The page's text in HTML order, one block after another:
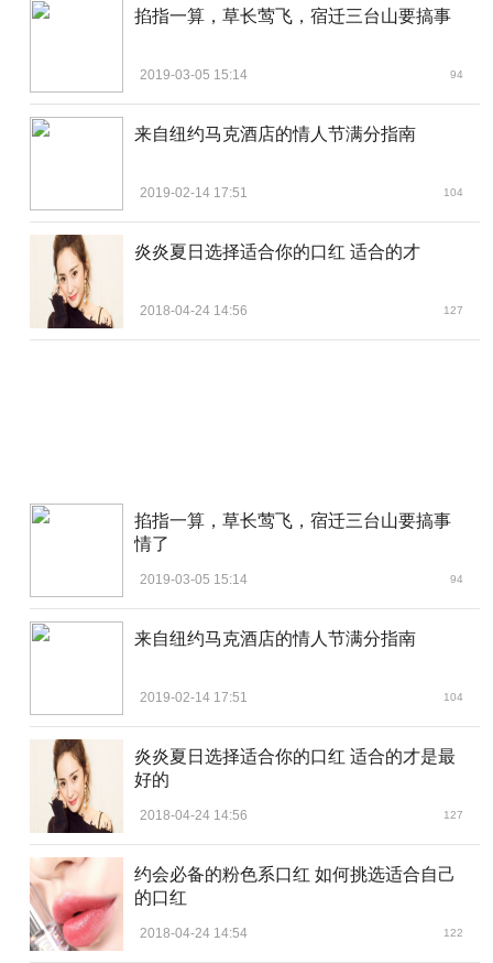
掐指一算，草长莺飞，宿迁三台山要搞事
2019-03-05 15:14 94
来自纽约马克酒店的情人节满分指南
2019-02-14 17:51 104
炎炎夏日选择适合你的口红 适合的才
2018-04-24 14:56 127
掐指一算，草长莺飞，宿迁三台山要搞事
情了
2019-03-05 15:14 94
来自纽约马克酒店的情人节满分指南
2019-02-14 17:51 104
炎炎夏日选择适合你的口红 适合的才是最
好的
2018-04-24 14:56 127
约会必备的粉色系口红 如何挑选适合自己
的口红
2018-04-24 14:54 122